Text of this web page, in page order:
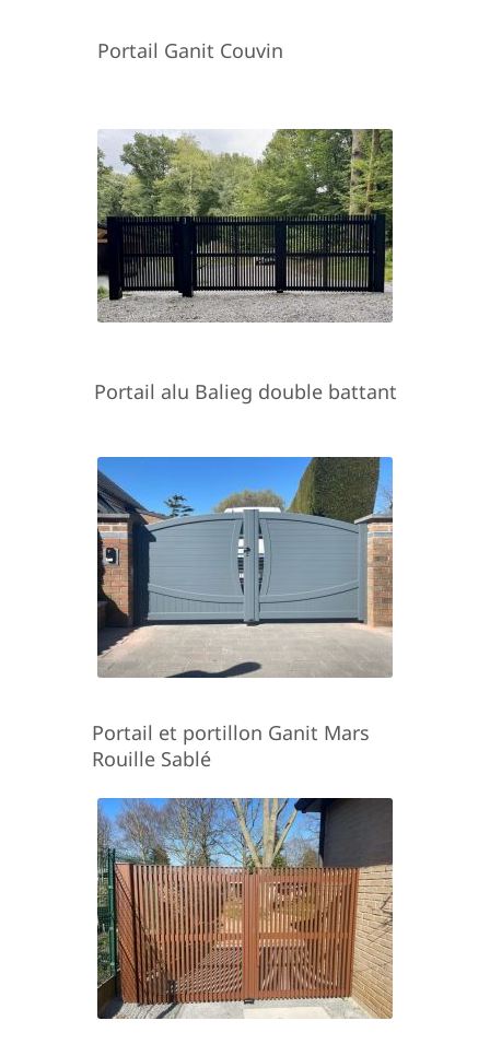
Portail Ganit Couvin
Portail alu Balieg double battant
Portail et portillon Ganit Mars
Rouille Sablé